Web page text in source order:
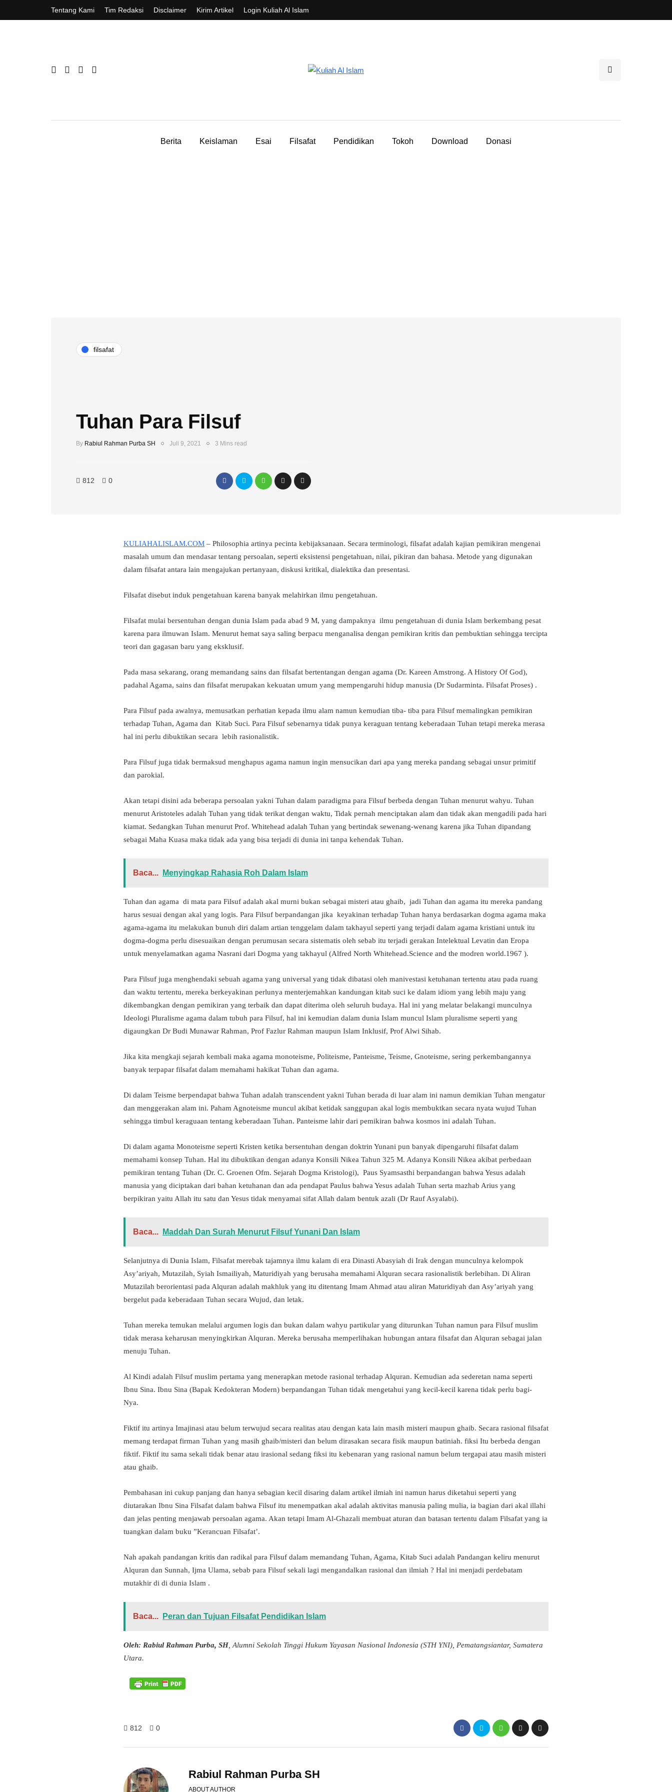
Tentang Kami Tim Redaksi Disclaimer Kirim Artikel Login Kuliah Al Islam
Berita Keislaman Esai Filsafat Pendidikan Tokoh Download Donasi
filsafat
Tuhan Para Filsuf
By Rabiul Rahman Purba SH Juli 9, 2021 3 Mins read
812 0
KULIAHALISLAM.COM – Philosophia artinya pecinta kebijaksanaan. Secara terminologi, filsafat adalah kajian pemikiran mengenai
masalah umum dan mendasar tentang persoalan, seperti eksistensi pengetahuan, nilai, pikiran dan bahasa. Metode yang digunakan
dalam filsafat antara lain mengajukan pertanyaan, diskusi kritikal, dialektika dan presentasi.
Filsafat disebut induk pengetahuan karena banyak melahirkan ilmu pengetahuan.
Filsafat mulai bersentuhan dengan dunia Islam pada abad 9 M, yang dampaknya ilmu pengetahuan di dunia Islam berkembang pesat
karena para ilmuwan Islam. Menurut hemat saya saling berpacu menganalisa dengan pemikiran kritis dan pembuktian sehingga tercipta
teori dan gagasan baru yang eksklusif.
Pada masa sekarang, orang memandang sains dan filsafat bertentangan dengan agama (Dr. Kareen Amstrong. A History Of God),
padahal Agama, sains dan filsafat merupakan kekuatan umum yang mempengaruhi hidup manusia (Dr Sudarminta. Filsafat Proses) .
Para Filsuf pada awalnya, memusatkan perhatian kepada ilmu alam namun kemudian tiba- tiba para Filsuf memalingkan pemikiran
terhadap Tuhan, Agama dan Kitab Suci. Para Filsuf sebenarnya tidak punya keraguan tentang keberadaan Tuhan tetapi mereka merasa
hal ini perlu dibuktikan secara lebih rasionalistik.
Para Filsuf juga tidak bermaksud menghapus agama namun ingin mensucikan dari apa yang mereka pandang sebagai unsur primitif
dan parokial.
Akan tetapi disini ada beberapa persoalan yakni Tuhan dalam paradigma para Filsuf berbeda dengan Tuhan menurut wahyu. Tuhan
menurut Aristoteles adalah Tuhan yang tidak terikat dengan waktu, Tidak pernah menciptakan alam dan tidak akan mengadili pada hari
kiamat. Sedangkan Tuhan menurut Prof. Whitehead adalah Tuhan yang bertindak sewenang-wenang karena jika Tuhan dipandang
sebagai Maha Kuasa maka tidak ada yang bisa terjadi di dunia ini tanpa kehendak Tuhan.
Baca... Menyingkap Rahasia Roh Dalam Islam
Tuhan dan agama di mata para Filsuf adalah akal murni bukan sebagai misteri atau ghaib, jadi Tuhan dan agama itu mereka pandang
harus sesuai dengan akal yang logis. Para Filsuf berpandangan jika keyakinan terhadap Tuhan hanya berdasarkan dogma agama maka
agama-agama itu melakukan bunuh diri dalam artian tenggelam dalam takhayul seperti yang terjadi dalam agama kristiani untuk itu
dogma-dogma perlu disesuaikan dengan perumusan secara sistematis oleh sebab itu terjadi gerakan Intelektual Levatin dan Eropa
untuk menyelamatkan agama Nasrani dari Dogma yang takhayul (Alfred North Whitehead.Science and the modren world.1967 ).
Para Filsuf juga menghendaki sebuah agama yang universal yang tidak dibatasi oleh manivestasi ketuhanan tertentu atau pada ruang
dan waktu tertentu, mereka berkeyakinan perlunya menterjemahkan kandungan kitab suci ke dalam idiom yang lebih maju yang
dikembangkan dengan pemikiran yang terbaik dan dapat diterima oleh seluruh budaya. Hal ini yang melatar belakangi munculnya
Ideologi Pluralisme agama dalam tubuh para Filsuf, hal ini kemudian dalam dunia Islam muncul Islam pluralisme seperti yang
digaungkan Dr Budi Munawar Rahman, Prof Fazlur Rahman maupun Islam Inklusif, Prof Alwi Sihab.
Jika kita mengkaji sejarah kembali maka agama monoteisme, Politeisme, Panteisme, Teisme, Gnoteisme, sering perkembangannya
banyak terpapar filsafat dalam memahami hakikat Tuhan dan agama.
Di dalam Teisme berpendapat bahwa Tuhan adalah transcendent yakni Tuhan berada di luar alam ini namun demikian Tuhan mengatur
dan menggerakan alam ini. Paham Agnoteisme muncul akibat ketidak sanggupan akal logis membuktkan secara nyata wujud Tuhan
sehingga timbul keraguaan tentang keberadaan Tuhan. Panteisme lahir dari pemikiran bahwa kosmos ini adalah Tuhan.
Di dalam agama Monoteisme seperti Kristen ketika bersentuhan dengan doktrin Yunani pun banyak dipengaruhi filsafat dalam
memahami konsep Tuhan. Hal itu dibuktikan dengan adanya Konsili Nikea Tahun 325 M. Adanya Konsili Nikea akibat perbedaan
pemikiran tentang Tuhan (Dr. C. Groenen Ofm. Sejarah Dogma Kristologi), Paus Syamsasthi berpandangan bahwa Yesus adalah
manusia yang diciptakan dari bahan ketuhanan dan ada pendapat Paulus bahwa Yesus adalah Tuhan serta mazhab Arius yang
berpikiran yaitu Allah itu satu dan Yesus tidak menyamai sifat Allah dalam bentuk azali (Dr Rauf Asyalabi).
Baca... Maddah Dan Surah Menurut Filsuf Yunani Dan Islam
Selanjutnya di Dunia Islam, Filsafat merebak tajamnya ilmu kalam di era Dinasti Abasyiah di Irak dengan munculnya kelompok
Asy’ariyah, Mutazilah, Syiah Ismailiyah, Maturidiyah yang berusaha memahami Alquran secara rasionalistik berlebihan. Di Aliran
Mutazilah berorientasi pada Alquran adalah makhluk yang itu ditentang Imam Ahmad atau aliran Maturidiyah dan Asy’ariyah yang
bergelut pada keberadaan Tuhan secara Wujud, dan letak.
Tuhan mereka temukan melalui argumen logis dan bukan dalam wahyu partikular yang diturunkan Tuhan namun para Filsuf muslim
tidak merasa keharusan menyingkirkan Alquran. Mereka berusaha memperlihakan hubungan antara filsafat dan Alquran sebagai jalan
menuju Tuhan.
Al Kindi adalah Filsuf muslim pertama yang menerapkan metode rasional terhadap Alquran. Kemudian ada sederetan nama seperti
Ibnu Sina. Ibnu Sina (Bapak Kedokteran Modern) berpandangan Tuhan tidak mengetahui yang kecil-kecil karena tidak perlu bagi-
Nya.
Fiktif itu artinya Imajinasi atau belum terwujud secara realitas atau dengan kata lain masih misteri maupun ghaib. Secara rasional filsafat
memang terdapat firman Tuhan yang masih ghaib/misteri dan belum dirasakan secara fisik maupun batiniah. fiksi Itu berbeda dengan
fiktif. Fiktif itu sama sekali tidak benar atau irasional sedang fiksi itu kebenaran yang rasional namun belum tergapai atau masih misteri
atau ghaib.
Pembahasan ini cukup panjang dan hanya sebagian kecil disaring dalam artikel ilmiah ini namun harus diketahui seperti yang
diutarakan Ibnu Sina Filsafat dalam bahwa Filsuf itu menempatkan akal adalah aktivitas manusia paling mulia, ia bagian dari akal illahi
dan jelas penting menjawab persoalan agama. Akan tetapi Imam Al-Ghazali membuat aturan dan batasan tertentu dalam Filsafat yang ia
tuangkan dalam buku ”Kerancuan Filsafat’.
Nah apakah pandangan kritis dan radikal para Filsuf dalam memandang Tuhan, Agama, Kitab Suci adalah Pandangan keliru menurut
Alquran dan Sunnah, Ijma Ulama, sebab para Filsuf sekali lagi mengandalkan rasional dan ilmiah ? Hal ini menjadi perdebatam
mutakhir di di dunia Islam .
Baca... Peran dan Tujuan Filsafat Pendidikan Islam
Oleh: Rabiul Rahman Purba, SH , Alumni Sekolah Tinggi Hukum Yayasan Nasional Indonesia (STH YNI), Pematangsiantar, Sumatera
Utara.
812 0
Rabiul Rahman Purba SH
ABOUT AUTHOR